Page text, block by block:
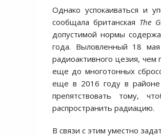
Однако успокаиваться и
сообщала британская The
допустимой нормы
года. Выловленный 18
радиоактивного цезия,
еще до многотонных
еще в 2016 году в районе
препятствовать тому,
распространить радиацию.
В связи с этим уместно